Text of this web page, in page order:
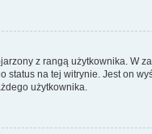
z rangą użytkownika. W
status na tej witrynie. Jest on
użytkownika.